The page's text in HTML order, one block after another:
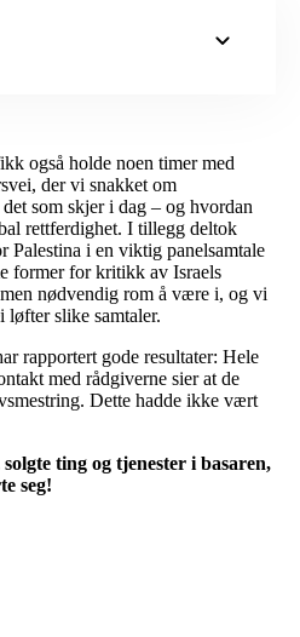
også holde noen timer med
der vi snakket om
som skjer i dag – og hvordan
rettferdighet. I tillegg deltok
Palestina i en viktig panelsamtale
former for kritikk av Israels
nødvendig rom å være i, og vi
slike samtaler.
rapportert gode resultater: Hele
med rådgiverne sier at de
Dette hadde ikke vært
ting og tjenester i basaren,
seg!